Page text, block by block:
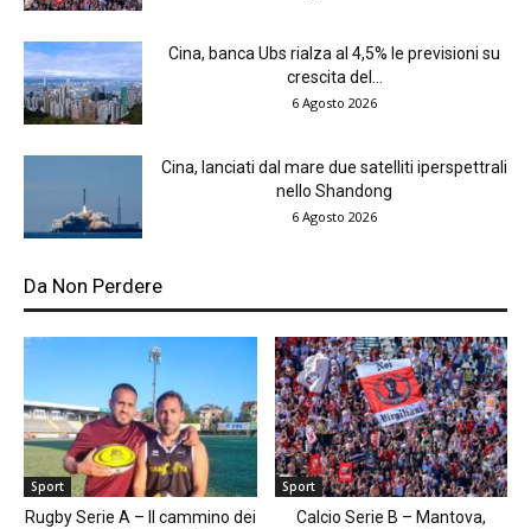
Cina, banca Ubs rialza al 4,5% le previsioni su
crescita del...
6 Agosto 2026
Cina, lanciati dal mare due satelliti iperspettrali
nello Shandong
6 Agosto 2026
Da Non Perdere
Sport
Rugby Serie A – Il cammino dei
Sport
Calcio Serie B – Mantova,